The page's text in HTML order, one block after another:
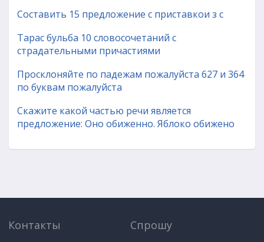
Составить 15 предложение с приставкои з с
Тарас бульба 10 словосочетаний с
страдательными причастиями
Просклоняйте по падежам пожалуйста 627 и 364
по буквам пожалуйста
Скажите какой частью речи является
предложение: Оно обиженно. Яблоко обижено
Контакты Спрошу